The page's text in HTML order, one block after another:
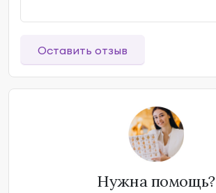
Оставить отзыв
Нужна помощь?